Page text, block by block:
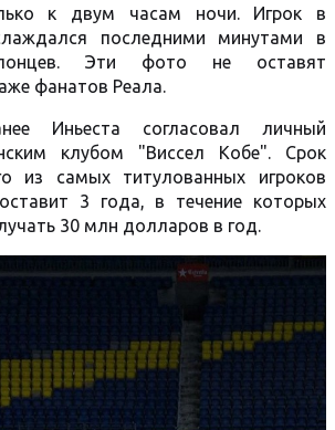
к двум часам ночи. Игрок в
последними минутами в
Эти фото не оставят
фанатов Реала.
Иньеста согласовал личный
клубом "Виссел Кобе". Срок
из самых титулованных игроков
3 года, в течение которых
30 млн долларов в год.